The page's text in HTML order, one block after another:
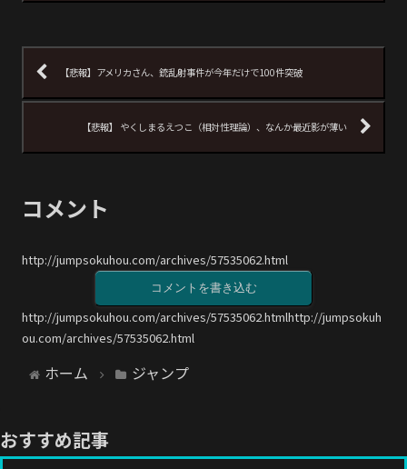
【悲報】アメリカさん、銃乱射事件が今年だけで100件突破
【悲報】 やくしまるえつこ（相対性理論）、なんか最近影が薄い
コメント
http://jumpsokuhou.com/archives/57535062.html
コメントを書き込む
http://jumpsokuhou.com/archives/57535062.htmlhttp://jumpsokuh
ou.com/archives/57535062.html
ホーム ジャンプ
おすすめ記事